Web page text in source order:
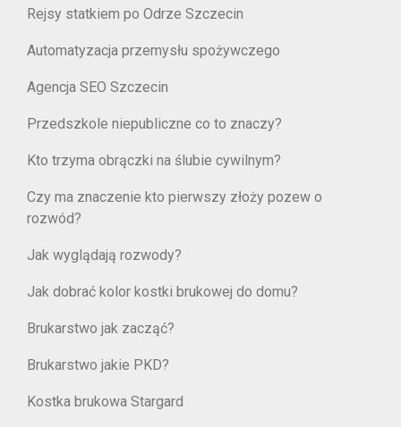
Rejsy statkiem po Odrze Szczecin
Automatyzacja przemysłu spożywczego
Agencja SEO Szczecin
Przedszkole niepubliczne co to znaczy?
Kto trzyma obrączki na ślubie cywilnym?
Czy ma znaczenie kto pierwszy złoży pozew o
rozwód?
Jak wyglądają rozwody?
Jak dobrać kolor kostki brukowej do domu?
Brukarstwo jak zacząć?
Brukarstwo jakie PKD?
Kostka brukowa Stargard